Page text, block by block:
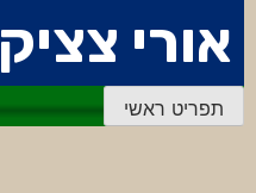
לתוכן
אורי צציק
תפריט ראשי